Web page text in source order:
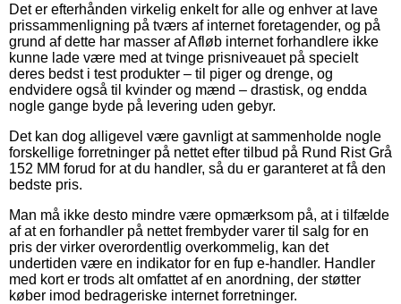
Det er efterhånden virkelig enkelt for alle og enhver at lave
prissammenligning på tværs af internet foretagender, og på
grund af dette har masser af Afløb internet forhandlere ikke
kunne lade være med at tvinge prisniveauet på specielt
deres bedst i test produkter – til piger og drenge, og
endvidere også til kvinder og mænd – drastisk, og endda
nogle gange byde på levering uden gebyr.
Det kan dog alligevel være gavnligt at sammenholde nogle
forskellige forretninger på nettet efter tilbud på Rund Rist Grå
152 MM forud for at du handler, så du er garanteret at få den
bedste pris.
Man må ikke desto mindre være opmærksom på, at i tilfælde
af at en forhandler på nettet frembyder varer til salg for en
pris der virker overordentlig overkommelig, kan det
undertiden være en indikator for en fup e-handler. Handler
med kort er trods alt omfattet af en anordning, der støtter
køber imod bedrageriske internet forretninger.